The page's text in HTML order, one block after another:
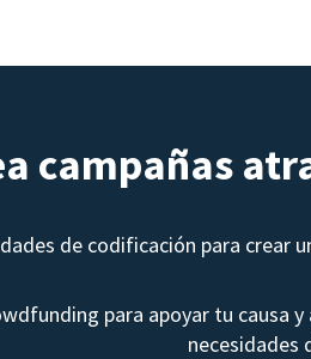
campañas
de codificación para crear
para apoyar tu causa
necesidades